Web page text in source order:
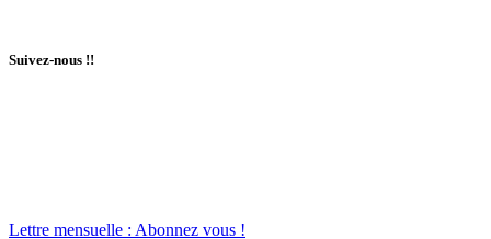
Suivez-nous !!
Lettre mensuelle : Abonnez vous !